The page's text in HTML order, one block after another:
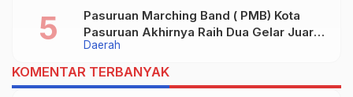
Daerah
Pasuruan Marching Band ( PMB) Kota
Pasuruan Akhirnya Raih Dua Gelar Juara
Dalam Kejurprov Jatim 2024
KOMENTAR TERBANYAK